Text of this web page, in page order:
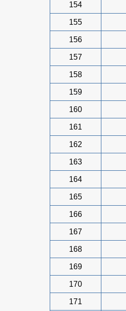
154
155
156
157
158
159
160
161
162
163
164
165
166
167
168
169
170
171